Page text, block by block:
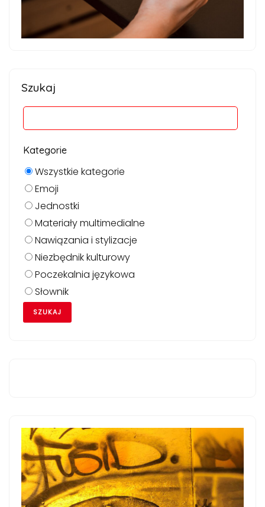
Szukaj
Kategorie
Wszystkie kategorie
Emoji
Jednostki
Materiały multimedialne
Nawiązania i stylizacje
Niezbędnik kulturowy
Poczekalnia językowa
Słownik